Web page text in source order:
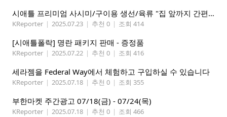
시애틀 프리미엄 사시미/구이용 생선/육류 "집 앞까지 간편하게" – 영오션닷컴
KReporter | 2025.07.23 | 추천 0 | 조회 414
[시애틀폴락] 명란 패키지 판매 - 증정품
KReporter | 2025.07.22 | 추천 0 | 조회 416
세라젬을 Federal Way에서 체험하고 구입하실 수 있습니다
KReporter | 2025.07.18 | 추천 0 | 조회 355
부한마켓 주간광고 07/18(금) - 07/24(목)
KReporter | 2025.07.18 | 추천 0 | 조회 466